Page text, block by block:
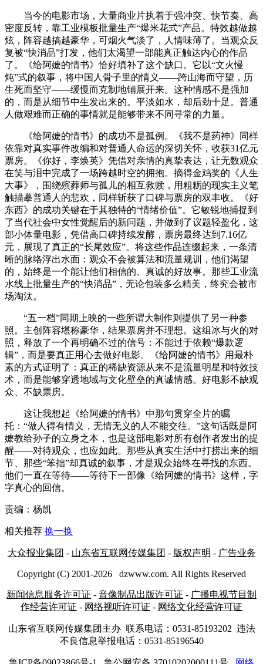
当今的电影市场，大量商业片执着于强冲突、快节奏、高
密度反转，靠工业模板批量生产“爆米花式”产品。特效越做越
炫，阵容越搞越豪华，可烟火气淡了，人情味薄了。当观众反
复被“快消品”打发，他们太渴望一部能真正触达内心的作品
了。《给阿嬷的情书》恰好填补了这个缺口。它以“文火慢
炖”式的叙事，将中国人骨子里的情义——跨山海而守望，历
生死而坚守——缓慢而克制地铺展开来。这种情感不是强加
的，而是从细节中生发出来的。平淡如水，却后劲十足。普通
人做艰难而正确的事情就是能够带来不同寻常的力量。
《给阿嬷的情书》的成功不是孤例。《我不是药神》同样
依靠对真实事件改编和对普通人命运的深切关怀，收获31亿元
票房。《你好，李焕英》凭借对亲情的真挚表达，让无数观众
在笑与泪中完成了一场跨越时空的拥抱。摘得金鸡奖的《人生
大事》，围绕殡葬师与孤儿的相互救赎，用粗粝的现实主义笔
触描摹普通人的悲欢，同样斩获了口碑与票房的双丰收。《好
东西》的成功关键在于其独特的“情绪价值”。它敏锐地捕捉到
了当代社会中女性觉醒后的新问题，并做到了议题轻盈化，这
部小体量电影，凭借高口碑持续发酵，票房最终达到7.16亿
元，展现了真正的“长尾效应”。将这些作品连缀起来，一条清
晰的脉络浮出水面：观众不会被算法和流量规训，他们渴望
的，始终是一个能让他们相信的、真诚的好故事。那些工业流
水线上批量生产的“快消品”，无论包装多么精美，终究会被市
场淘汰。
“五一档”同期上映的一些所谓大制作则提供了另一种参
照。主创阵容堪称豪华，结果票房并不理想。这组冰与火的对
照，释放了一个再明确不过的信号：不能过于依赖“爆款逻
辑”，而是要真正用心去做好电影。《给阿嬷的情书》用最朴
素的方式证明了：真正的稀缺资源从来不是流量明星和特效技
术，而是能够穿透地域与文化壁垒的真诚情感。好电影不缺观
众、不缺票房。
这让我想起《给阿嬷的情书》中那句贯穿全片的嘱
托：“做人得有情义，无情无义的人不能交往。”这句话既是阿
嬷教给孙子的立身之本，也是这部电影对所有创作者发出的提
醒——对待观众，也应如此。那些从真实生活中打捞出来的细
节、那些“笨拙”却真诚的叙事，才是观众始终在寻找的东西。
他们一直在等待——等待下一部像《给阿嬷的情书》这样，字
字真心的回信。
责编：杨凯
相关推荐 换一换
大众报业集团 - 山东省互联网传媒集团 - 版权声明 - 广告业务
Copyright (C) 2001-2026 dzwww.com. All Rights Reserved
新闻信息服务许可证 - 音像制品出版许可证 - 广播电视节目制
作经营许可证 - 网络视听许可证 - 网络文化经营许可证
山东省互联网传媒集团主办 联系电话：0531-85193202 违法
不良信息举报电话：0531-85196540